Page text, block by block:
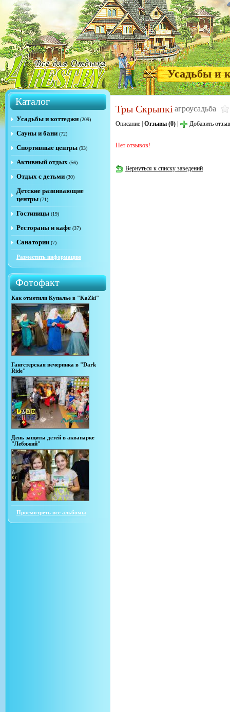
Усадьбы и
Каталог
Усадьбы и коттеджи (209)
Сауны и бани (72)
Спортивные центры (93)
Активный отдых (56)
Отдых с детьми (30)
Детские развивающие
центры (71)
Гостиницы (19)
Рестораны и кафе (37)
Санатории (7)
Разместить информацию
Фотофакт
Как отметили Купалье в "KaZki"
Гангстерская вечеринка в "Dark
Ride"
День защиты детей в аквапарке
"Лебяжий"
Просмотреть все альбомы
Тры Скрыпкі агроусадьба
Описание Отзывы (0) Добавить отзыв
Нет отзывов!
Вернуться к списку заведений